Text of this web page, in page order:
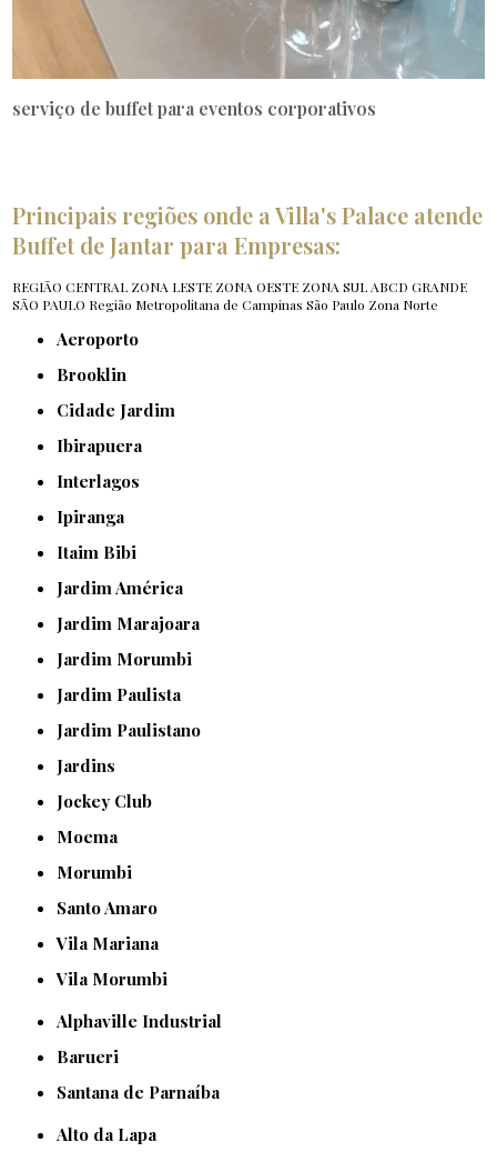
serviço de buffet para eventos corporativos
Principais regiões onde a Villa's Palace atende
Buffet de Jantar para Empresas:
REGIÃO CENTRAL ZONA LESTE ZONA OESTE ZONA SUL ABCD GRANDE
SÃO PAULO Região Metropolitana de Campinas São Paulo Zona Norte
Aeroporto
Brooklin
Cidade Jardim
Ibirapuera
Interlagos
Ipiranga
Itaim Bibi
Jardim América
Jardim Marajoara
Jardim Morumbi
Jardim Paulista
Jardim Paulistano
Jardins
Jockey Club
Moema
Morumbi
Santo Amaro
Vila Mariana
Vila Morumbi
Alphaville Industrial
Barueri
Santana de Parnaíba
Alto da Lapa